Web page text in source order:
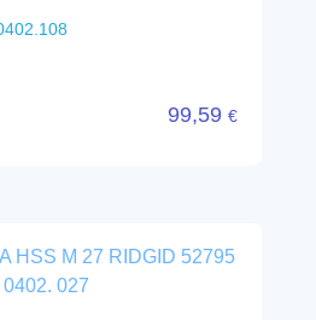
99,59 €